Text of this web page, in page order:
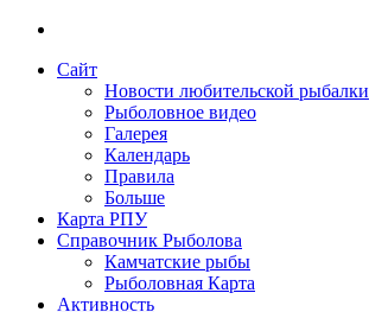
Сайт
Новости любительской рыбалки
Рыболовное видео
Галерея
Календарь
Правила
Больше
Карта РПУ
Справочник Рыболова
Камчатские рыбы
Рыболовная Карта
Активность